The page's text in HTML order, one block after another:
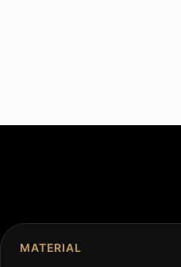
MATERIAL